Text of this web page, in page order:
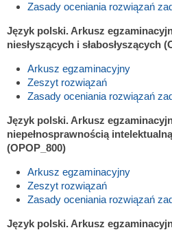
Zasady oceniania rozwiązań
Język polski. Arkusz
niesłyszących i słabosłyszących
Arkusz egzaminacyjny
Zeszyt rozwiązań
Zasady oceniania rozwiązań
Język polski. Arkusz
niepełnosprawnością
(OPOP_800)
Arkusz egzaminacyjny
Zeszyt rozwiązań
Zasady oceniania rozwiązań
Język polski. Arkusz